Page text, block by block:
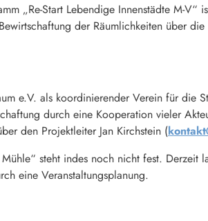
„Re-Start Lebendige Innenstädte M-
der Räumlichkeiten über
e.V. als koordinierender Verein für die
durch eine Kooperation vieler
den Projektleiter Jan Kirchstein (
steht indes noch nicht fest.
eine Veranstaltungsplanung.